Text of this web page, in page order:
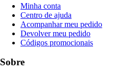
Minha conta
Centro de ajuda
Acompanhar meu pedido
Devolver meu pedido
Códigos promocionais
Sobre